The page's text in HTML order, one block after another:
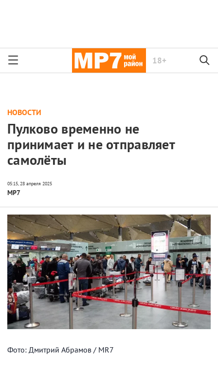
18+
НОВОСТИ
Пулково временно не
принимает и не отправляет
самолёты
МР7
Фото: Дмитрий Абрамов / MR7